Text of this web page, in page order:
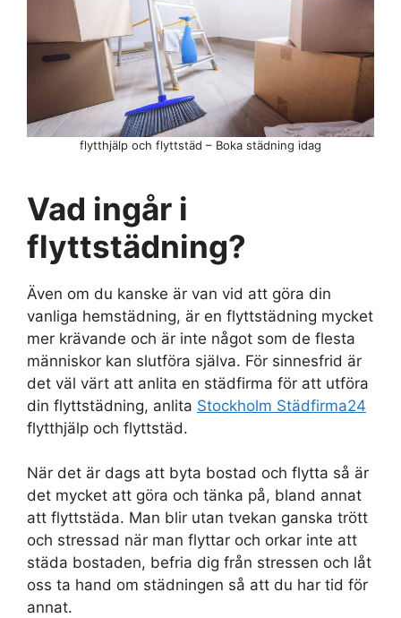
Vad ingår i
flyttstädning?
Även om du kanske är van vid att göra din
vanliga hemstädning, är en flyttstädning mycket
mer krävande och är inte något som de flesta
människor kan slutföra själva. För sinnesfrid är
det väl värt att anlita en städfirma för att utföra
din flyttstädning, anlita Stockholm Städfirma24
flytthjälp och flyttstäd.
När det är dags att byta bostad och flytta så är
det mycket att göra och tänka på, bland annat
att flyttstäda. Man blir utan tvekan ganska trött
och stressad när man flyttar och orkar inte att
städa bostaden, befria dig från stressen och låt
oss ta hand om städningen så att du har tid för
annat.
flytthjälp och flyttstäd – Boka städning idag